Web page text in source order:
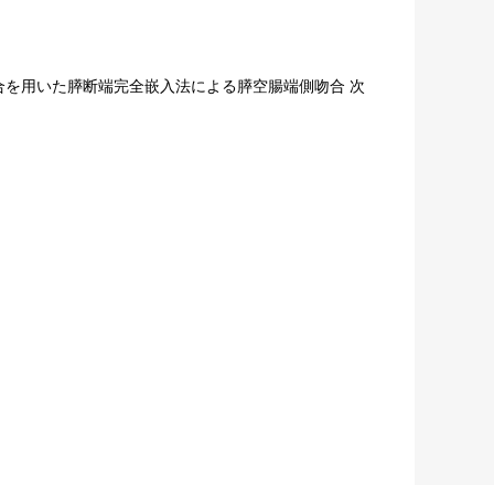
用いた膵断端完全嵌入法による膵空腸端側吻合 次